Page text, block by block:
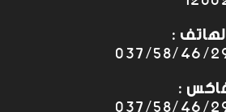
:
037/58/46/
: